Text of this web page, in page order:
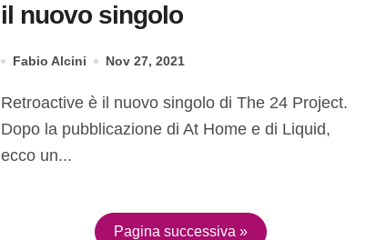
il nuovo singolo
Fabio Alcini Nov 27, 2021
Retroactive è il nuovo singolo di The 24 Project.
Dopo la pubblicazione di At Home e di Liquid,
ecco un...
Pagina successiva »